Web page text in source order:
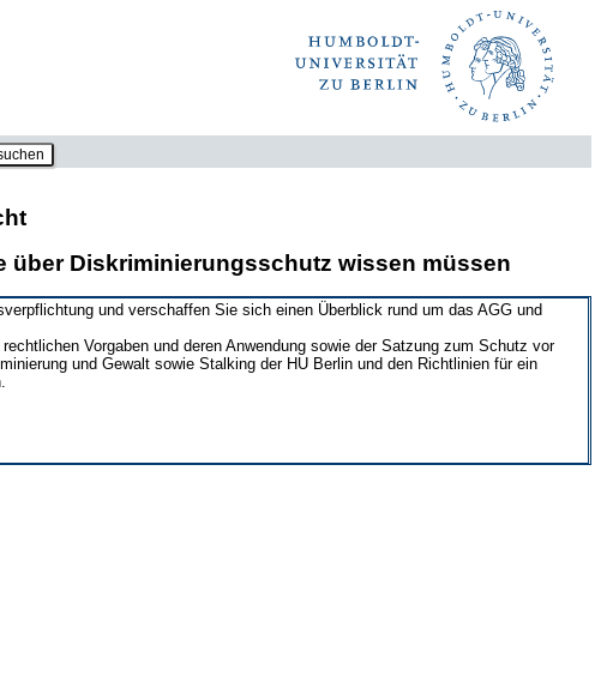
über Diskriminierungsschutz wissen müssen
und verschaffen Sie sich einen Überblick rund um das AGG und
Vorgaben und deren Anwendung sowie der Satzung zum Schutz vor
und Gewalt sowie Stalking der HU Berlin und den Richtlinien für ein